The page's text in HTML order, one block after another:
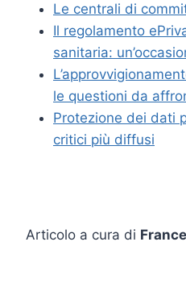
Le centrali di
Il regolamento
sanitaria:
le questioni da
Protezione dei dati
critici più diffusi
Articolo a cura di